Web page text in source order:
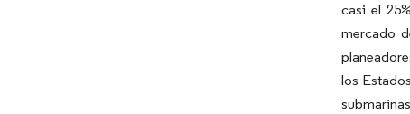
casi el
mercado
los